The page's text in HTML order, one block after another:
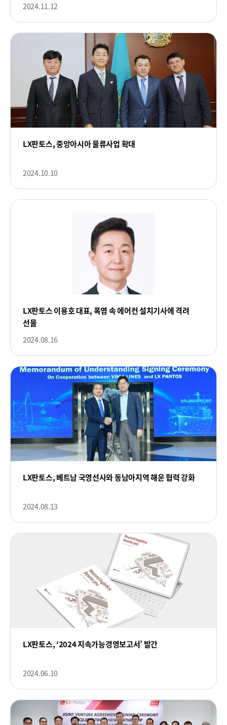
2024.11.12
LX판토스, 중앙아시아 물류사업 확대
2024.10.10
LX판토스 이용호 대표, 폭염 속 에어컨 설치기사에 격려
선물
2024.08.16
LX판토스, 베트남 국영선사와 동남아지역 해운 협력 강화
2024.08.13
LX판토스, ‘2024 지속가능경영보고서’ 발간
2024.06.10